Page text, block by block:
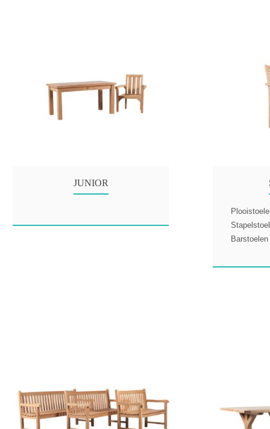
JUNIOR
Barstoelen